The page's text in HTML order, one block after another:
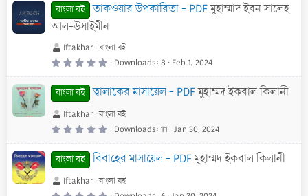
s
t
a
r
s
)
বাংলা বই তাকওয়ার উপকারিতা - PDFমুহাম্মাদ ইবন সালেহ
আল-উসাইমীন
Iftakhar বাংলা বই
0
0
s
t
r
s
Downloads 8 Feb 1, 2024
বাংলা বই ত্বালাকের মাসায়েল - PDFমুহাম্মদ ইকবাল কিলানী
Iftakhar বাংলা বই
0
0
s
t
r
Downloads 11 Jan 30, 2024
বাংলা বই বিবাহের মাসায়েল - PDFমুহাম্মদ ইকবাল কিলানী
Iftakhar বাংলা বই